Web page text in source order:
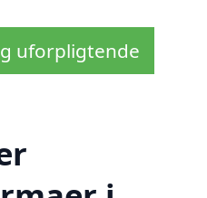
uforpligtende